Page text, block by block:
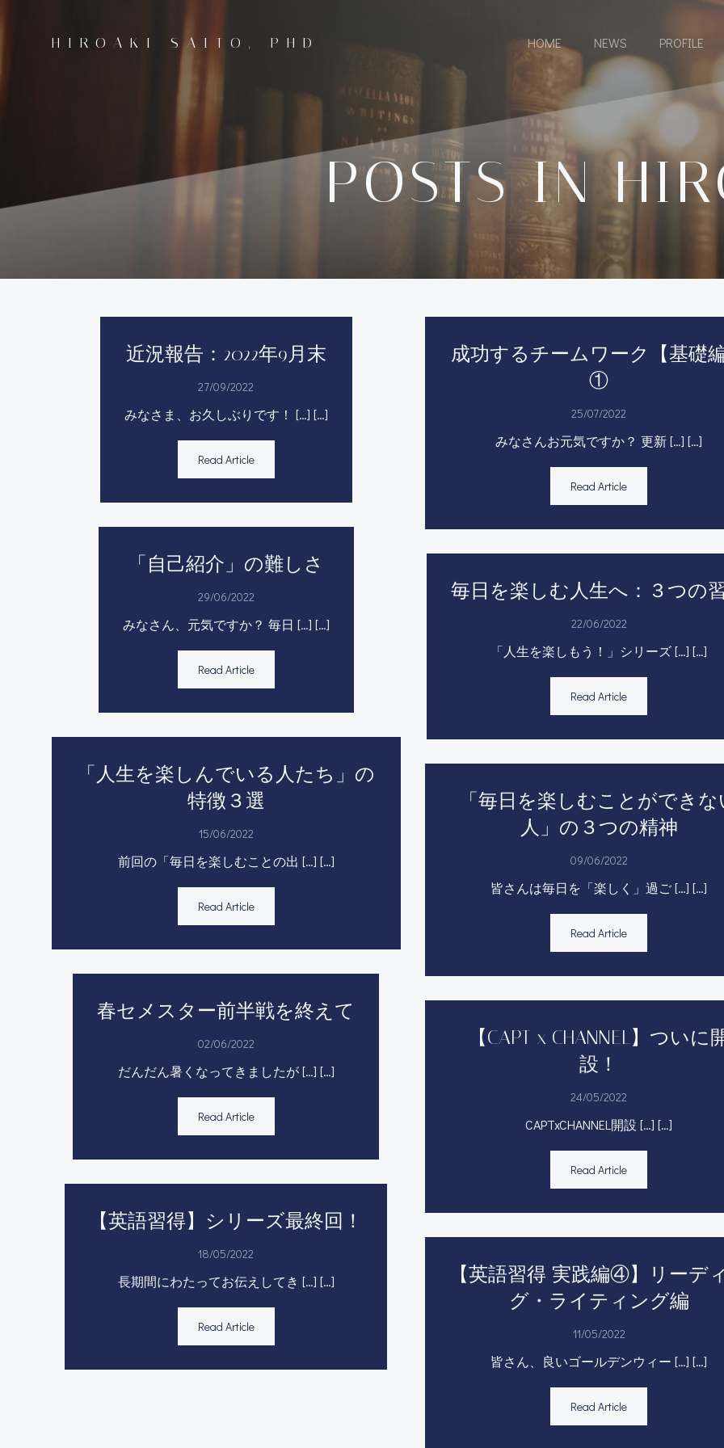
HIROAKI SAITO, PHD HOME NEWS PROFILE
POSTS IN
近況報告：2022年9月末
27/09/2022
みなさま、お久しぶりです！ […] […]
Read Article
成功するチームワーク【基礎
①
25/07/2022
みなさんお元気ですか？ 更新 […] […]
Read Article
「自己紹介」の難しさ
29/06/2022
みなさん、元気ですか？ 毎日 […] […]
Read Article
毎日を楽しむ人生へ：３つの
22/06/2022
「人生を楽しもう！」シリーズ […] […]
Read Article
「人生を楽しんでいる人たち」の
特徴３選
15/06/2022
前回の「毎日を楽しむことの出 […] […]
Read Article
「毎日を楽しむことができな
人」の３つの精神
09/06/2022
皆さんは毎日を「楽しく」過ご […] […]
Read Article
春セメスター前半戦を終えて
02/06/2022
だんだん暑くなってきましたが […] […]
Read Article
【CAPT x CHANNEL】ついに
設！
24/05/2022
CAPTxCHANNEL開設 […] […]
Read Article
【英語習得】シリーズ最終回！
18/05/2022
長期間にわたってお伝えしてき […] […]
Read Article
【英語習得 実践編④】リーデ
グ・ライティング編
11/05/2022
皆さん、良いゴールデンウィー […] […]
Read Article